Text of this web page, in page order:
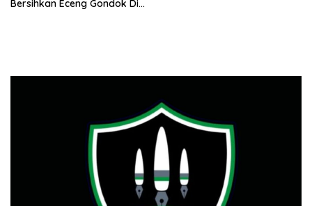
Bersihkan Eceng Gondok Di